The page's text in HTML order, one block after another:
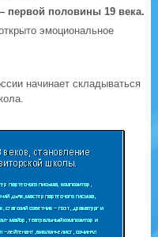
первой половины 19 века.
эмоциональное
начинает складываться